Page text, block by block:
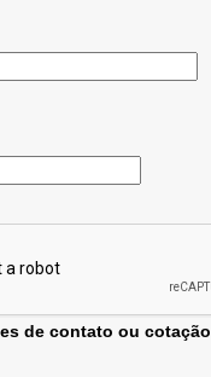
de contato ou cotação